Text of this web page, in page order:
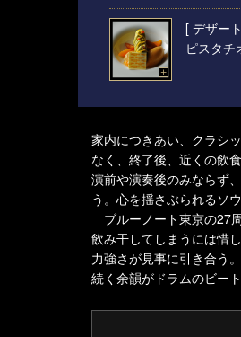
[ デザー
ピスタチ
家内につきあい、クラシ
なく、終了後、近くの飲
演前や演奏後のみならず
う。心を揺さぶられるソ
ブルーノート東京の27
飲み干してしまうには惜
力強さが見事に引き合う
続く余韻がドラムのビート